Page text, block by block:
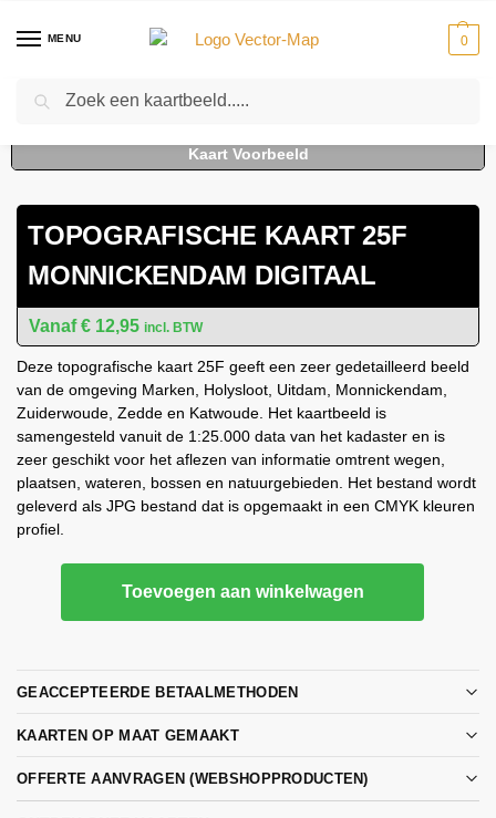
MENU 0
Home Kaarten - Topografische kaarten
TOPOGRAFISCHE KAART 25F
MONNICKENDAM DIGITAAL
€ 12,95 incl. BTW
Deze topografische kaart 25F geeft een zeer gedetailleerd beeld
van de omgeving Marken, Holysloot, Uitdam, Monnickendam,
Zuiderwoude, Zedde en Katwoude. Het kaartbeeld is
samengesteld vanuit de 1:25.000 data van het kadaster en is
zeer geschikt voor het aflezen van informatie omtrent wegen,
plaatsen, wateren, bossen en natuurgebieden. Het bestand wordt
geleverd als JPG bestand dat is opgemaakt in een CMYK kleuren
profiel.
Toevoegen aan winkelwagen
GEACCEPTEERDE BETAALMETHODEN
KAARTEN OP MAAT GEMAAKT
OFFERTE AANVRAGEN (WEBSHOPPRODUCTEN)